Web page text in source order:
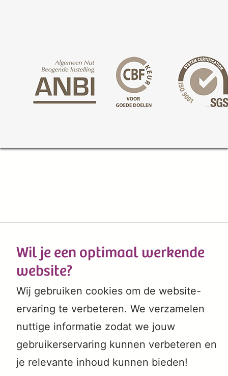
Wil je een optimaal werkende
website?
Wij gebruiken cookies om de website-
ervaring te verbeteren. We verzamelen
nuttige informatie zodat we jouw
gebruikerservaring kunnen verbeteren en
je relevante inhoud kunnen bieden!